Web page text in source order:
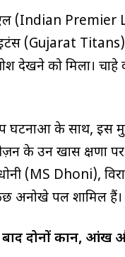
(Indian Premier
(Gujarat
देखने को मिला। चाहे
घटनाओं के साथ,
के उन खास क्षणों
(MS Dhoni),
अनोखे पल शामिल हैं।
दोनों कान, आंख